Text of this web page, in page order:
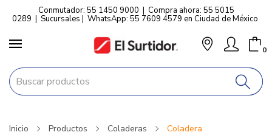
Conmutador: 55 1450 9000 | Compra ahora: 55 5015
0289 | Sucursales | WhatsApp: 55 7609 4579 en Ciudad de México
0
Inicio Productos Coladeras Coladera